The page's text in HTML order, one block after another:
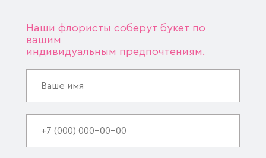
Наши флористы соберут букет по
вашим
индивидуальным предпочтениям.